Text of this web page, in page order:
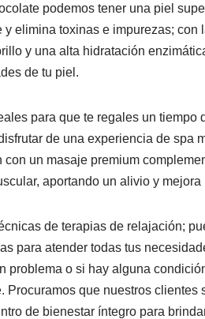
podemos tener una piel
elimina toxinas e impurezas;
y una alta hidratación
de tu piel.
para que te regales un
de una experiencia de spa
un masaje premium
aportando un alivio y
de terapias de relajación;
para atender todas tus
problema o si hay alguna
Procuramos que nuestros
de bienestar íntegro para